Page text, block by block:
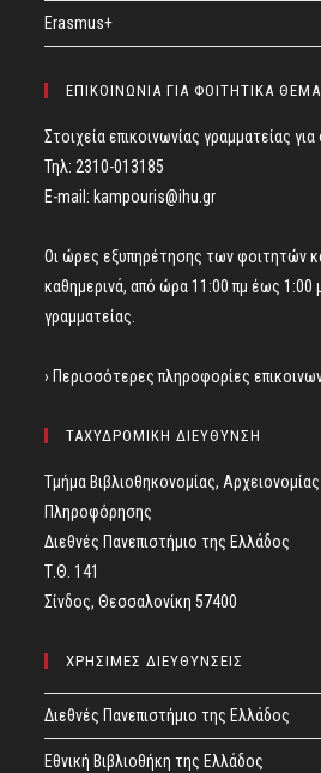
Erasmus+
ΕΠΙΚΟΙΝΩΝΙΑ ΓΙΑ ΦΟΙΤΗΤΙΚΑ
Στοιχεία επικοινωνίας γραμματείας
Τηλ: 2310-013185
E-mail: kampouris@ihu.gr
Οι ώρες εξυπηρέτησης των φοιτητών
καθημερινά, από ώρα 11:00 πμ έως 1:00
γραμματείας.
› Περισσότερες πληροφορίες
ΤΑΧΥΔΡΟΜΙΚΗ ΔΙΕΥΘΥΝΣΗ
Τμήμα Βιβλιοθηκονομίας,
Πληροφόρησης
Διεθνές Πανεπιστήμιο της Ελλάδος
Τ.Θ. 141
Σίνδος, Θεσσαλονίκη 57400
ΧΡΗΣΙΜΕΣ ΔΙΕΥΘΥΝΣΕΙΣ
Διεθνές Πανεπιστήμιο της Ελλάδος
Εθνική Βιβλιοθήκη της Ελλάδος